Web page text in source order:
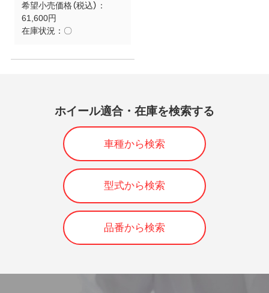
希望小売価格（税込）：
61,600円
在庫状況： 〇
ホイール適合・在庫を検索する
車種から検索
型式から検索
品番から検索